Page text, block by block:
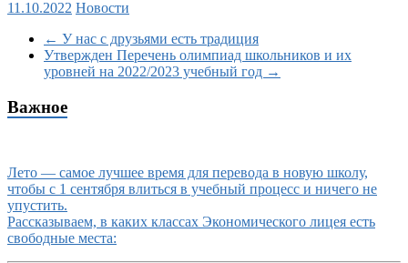
11.10.2022 Новости
← У нас с друзьями есть традиция
Утвержден Перечень олимпиад школьников и их
уровней на 2022/2023 учебный год →
Важное
Лето — самое лучшее время для перевода в новую школу,
чтобы с 1 сентября влиться в учебный процесс и ничего не
упустить.
Рассказываем, в каких классах Экономического лицея есть
свободные места: